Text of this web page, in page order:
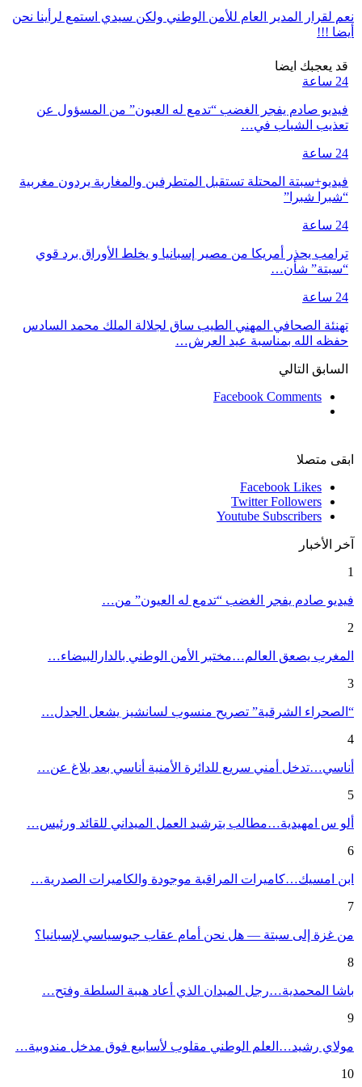
نعم لقرار المدير العام للأمن الوطني ولكن سيدي استمع لرأينا نحن
أيضا !!!
قد يعجبك ايضا
24 ساعة
فيديو صادم يفجر الغضب “تدمع له العيون” من المسؤول عن
تعذيب الشباب في…
24 ساعة
فيديو+سبتة المحتلة تستقبل المتطرفين والمغاربة يردون مغربية
“شبرا شبرا”
24 ساعة
ترامب يحذر أمريكا من مصير إسبانيا و يخلط الأوراق برد قوي
“سبتة” شأن…
24 ساعة
تهنئة الصحافي المهني الطيب ساق لجلالة الملك محمد السادس
حفظه الله بمناسبة عيد العرش…
السابق التالي
Facebook Comments
ابقى متصلا
Facebook Likes
Twitter Followers
Youtube Subscribers
آخر الأخبار
1
فيديو صادم يفجر الغضب “تدمع له العيون” من…
2
المغرب يصعق العالم…مختبر الأمن الوطني بالدارالبيضاء…
3
“الصحراء الشرقية” تصريح منسوب لسانشيز يشعل الجدل…
4
أناسي…تدخل أمني سريع للدائرة الأمنية أناسي بعد بلاغ عن…
5
ألو س امهيدية…مطالب بترشيد العمل الميداني للقائد ورئيس…
6
ابن امسيك…كاميرات المراقبة موجودة والكاميرات الصدرية…
7
من غزة إلى سبتة — هل نحن أمام عقاب جيوسياسي لإسبانيا؟
8
باشا المحمدية…رجل الميدان الذي أعاد هيبة السلطة وفتح…
9
مولاي رشيد…العلم الوطني مقلوب لأسابيع فوق مدخل مندوبية…
10